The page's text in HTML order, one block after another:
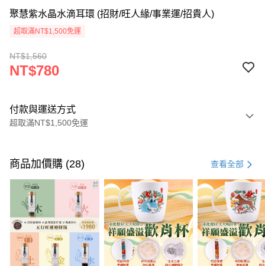
聚慧紫水晶水滴耳環 (招財/旺人緣/事業運/招貴人)
超取滿NT$1,500免運
NT$1,560
NT$780
付款與運送方式
超取滿NT$1,500免運
信用卡一次付款
LINE Pay
Apple Pay
街口支付
悠遊付
商品加價購 (28) 查看全部